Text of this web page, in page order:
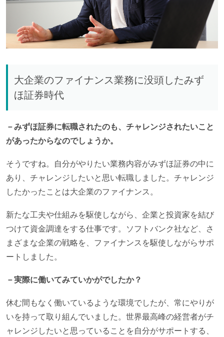
大企業のファイナンス業務に没頭したみず
ほ証券時代
－みずほ証券に転職されたのも、チャレンジされたいこと
があったからなのでしょうか。
そうですね。自分がやりたい業務内容がみずほ証券の中に
あり、チャレンジしたいと思い転職しました。チャレンジ
したかったことは大企業のファイナンス。
新たな工夫や仕組みを駆使しながら、企業と投資家を結び
つけて資金調達をする仕事です。ソフトバンク社など、さ
まざまな企業の戦略を、ファイナンスを駆使しながらサポ
ートしました。
－実際に働いてみていかがでしたか？
休む間もなく働いているような環境でしたが、常にやりが
いを持って取り組んでいました。世界最高峰の経営者がチ
ャレンジしたいと思っていることを自分がサポートする、